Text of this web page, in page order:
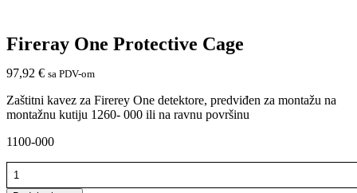
Fireray One Protective Cage
97,92 € sa PDV-om
Zaštitni kavez za Firerey One detektore, predviđen za montažu na
montažnu kutiju 1260- 000 ili na ravnu površinu
1100-000
Fireray
One